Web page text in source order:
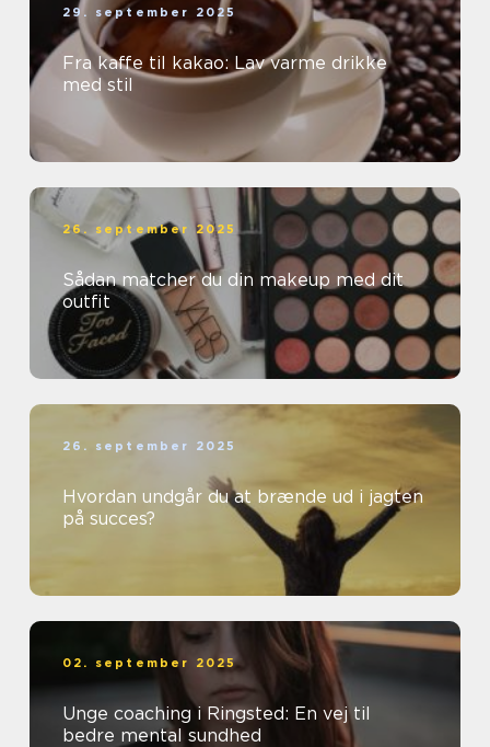
29. september 2025
Fra kaffe til kakao: Lav varme drikke
med stil
26. september 2025
Sådan matcher du din makeup med dit
outfit
26. september 2025
Hvordan undgår du at brænde ud i jagten
på succes?
02. september 2025
Unge coaching i Ringsted: En vej til
bedre mental sundhed